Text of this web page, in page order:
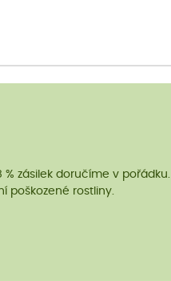
zásilek doručíme v pořádku.
poškozené rostliny.